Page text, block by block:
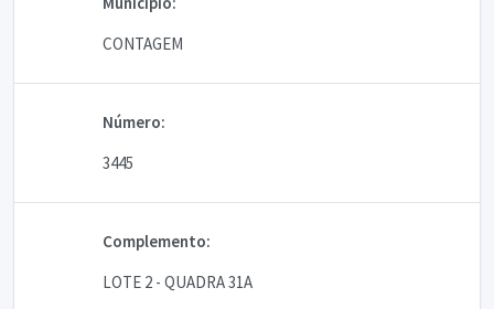
CONTAGEM
Número:
3445
Complemento:
LOTE 2 - QUADRA 31A